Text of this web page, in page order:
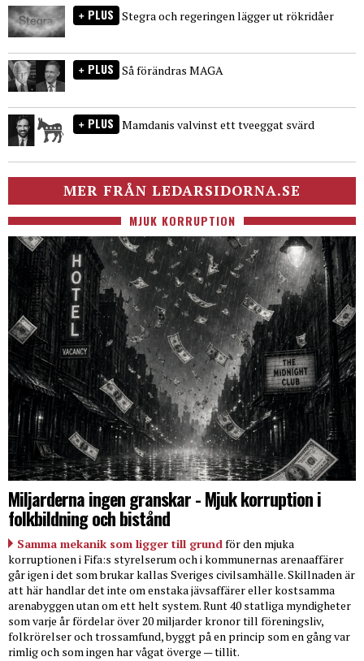
PLUS Stegra och regeringen lägger ut rökridåer
PLUS Så förändras MAGA
PLUS Mamdanis valvinst ett tveeggat svärd
MER FRÅN LEDARSIDORNA.SE
MJUK KORRUPTION
Miljarderna ingen granskar - Mjuk korruption i
folkbildning och bistånd
Samma mekanik som ligger till grundför den mjuka
korruptionen i Fifa:s styrelserum och i kommunernas arenaaffärer
går igen i det som brukar kallas Sveriges civilsamhälle. Skillnaden är
att här handlar det inte om enstaka jävsaffärer eller kostsamma
arenabyggen utan om ett helt system. Runt 40 statliga myndigheter
som varje år fördelar över 20 miljarder kronor till föreningsliv,
folkrörelser och trossamfund, byggt på en princip som en gång var
rimlig och som ingen har vågat överge — tillit.